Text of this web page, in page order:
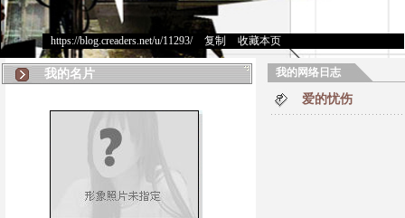
https://blog.creaders.net/u/11293/> 复制 收藏本页
我的名片 我的网络日志
爱的忧伤